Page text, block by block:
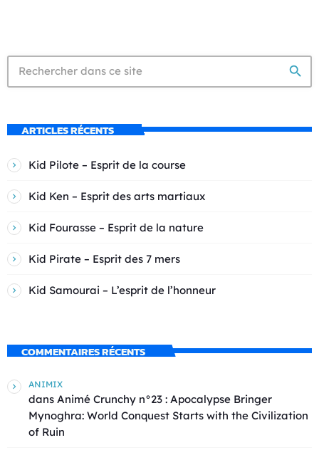
search
ARTICLES RÉCENTS
Kid Pilote – Esprit de la course
Kid Ken – Esprit des arts martiaux
Kid Fourasse – Esprit de la nature
Kid Pirate – Esprit des 7 mers
Kid Samourai – L’esprit de l’honneur
COMMENTAIRES RÉCENTS
ANIMIX
dans Animé Crunchy n°23 : Apocalypse Bringer
Mynoghra: World Conquest Starts with the Civilization
of Ruin